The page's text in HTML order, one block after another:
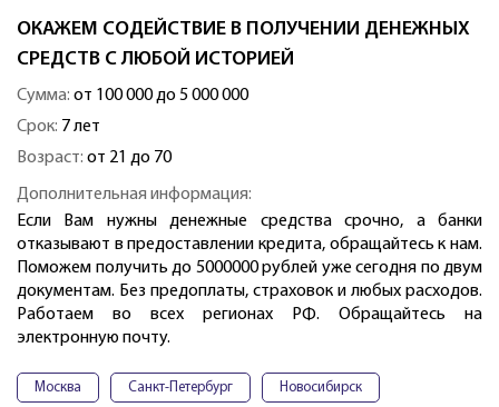
ОКАЖЕМ СОДЕЙСТВИЕ В ПОЛУЧЕНИИ ДЕНЕЖНЫХ
СРЕДСТВ С ЛЮБОЙ ИСТОРИЕЙ
Сумма: от 100 000 до 5 000 000
Срок: 7 лет
Возраст: от 21 до 70
Дополнительная информация:
Если Вам нужны денежные средства срочно, а банки
отказывают в предоставлении кредита, обращайтесь к нам.
Поможем получить до 5000000 рублей уже сегодня по двум
документам. Без предоплаты, страховок и любых расходов.
Работаем во всех регионах РФ. Обращайтесь на
электронную почту.
Москва Санкт-Петербург Новосибирск